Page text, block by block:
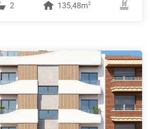
2 135,48m2